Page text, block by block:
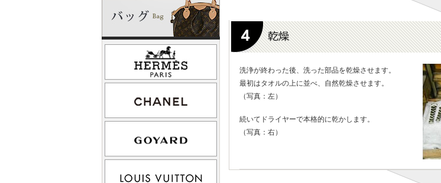
洗浄が終わった後、洗った部品を乾燥させます。
最初はタオルの上に並べ、自然乾燥させます。
（写真：左）
続いてドライヤーで本格的に乾かします。
（写真：右）